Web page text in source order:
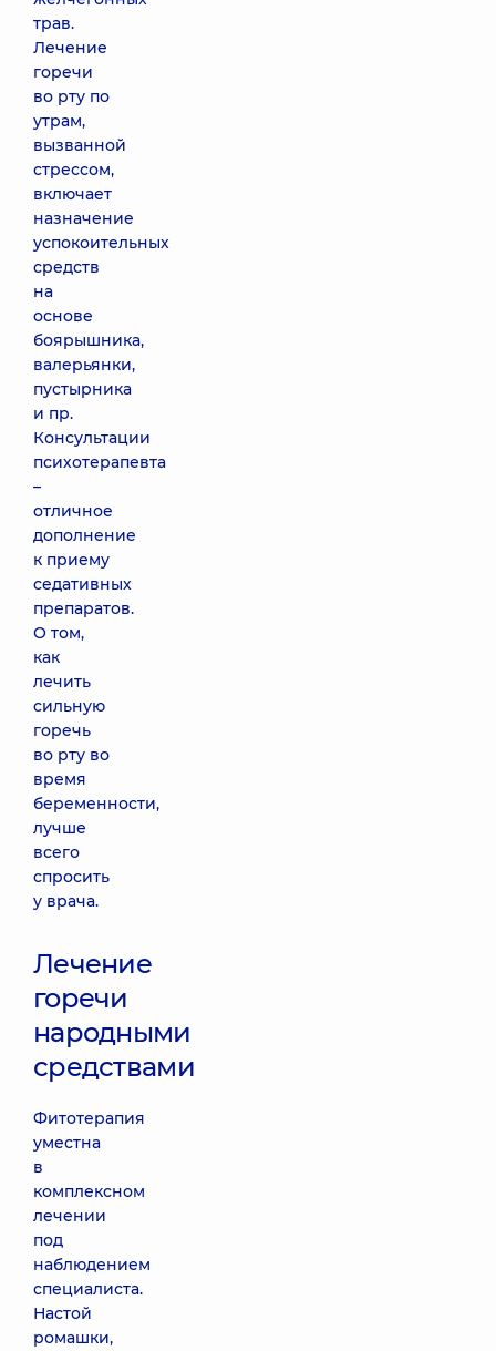
трав.
Лечение
горечи
во рту по
утрам,
вызванной
стрессом,
включает
назначение
успокоительных
средств
на
основе
боярышника,
валерьянки,
пустырника
и пр.
Консультации
психотерапевта
–
отличное
дополнение
к приему
седативных
препаратов.
О том,
как
лечить
сильную
горечь
во рту во
время
беременности,
лучше
всего
спросить
у врача.
Лечение
горечи
народными
средствами
Фитотерапия
уместна
в
комплексном
лечении
под
наблюдением
специалиста.
Настой
ромашки,